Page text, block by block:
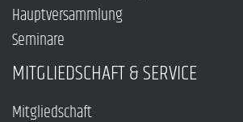
Hauptversammlung
Seminare
MITGLIEDSCHAFT & SERVICE
Mitgliedschaft